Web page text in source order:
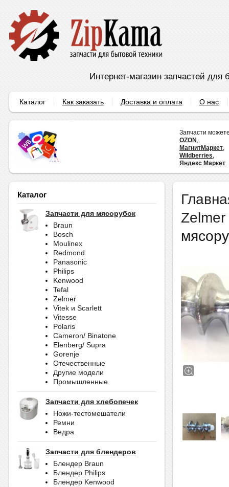
Интернет-магазин запчастей для
Каталог Как заказать Доставка и оплата О нас
Запчасти
OZON ,
МагнитМаркет,
Wildberries,
Яндекс Маркет
Каталог
Запчасти для мясорубок
Braun
Bosch
Moulinex
Redmond
Panasonic
Philips
Kenwood
Tefal
Zelmer
Vitek и Scarlett
Vitesse
Polaris
Cameron/ Binatone
Elenberg/ Supra
Gorenje
Отечественные
Другие модели
Промышленные
Запчасти для хлебопечек
Ножи-тестомешатели
Ремни
Ведра
Запчасти для блендеров
Блендер Braun
Блендер Philips
Блендер Kenwood
Zelmer